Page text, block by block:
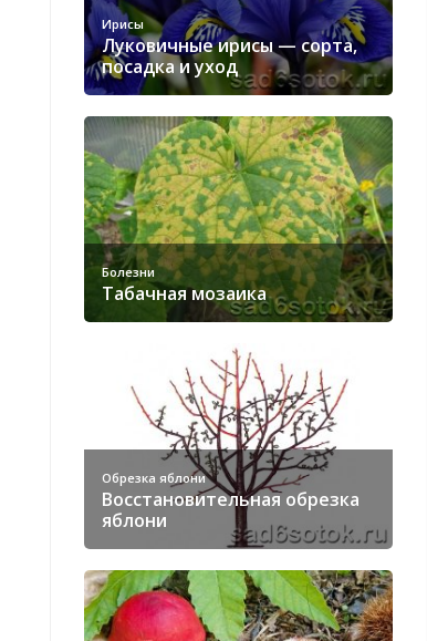
Ирисы
Луковичные ирисы — сорта,
посадка и уход
Болезни
Табачная мозаика
Обрезка яблони
Восстановительная обрезка
яблони